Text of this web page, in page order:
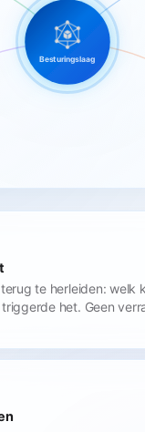
Besturingslaag
te herleiden: welk
het. Geen